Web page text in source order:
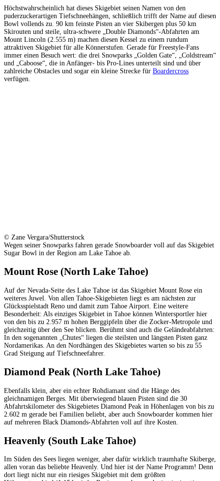
Höchstwahrscheinlich hat dieses Skigebiet seinen Namen von den
puderzuckerartigen Tiefschneehängen, schließlich trifft der Name auf diesen
Bowl vollends zu. 90 km feinste Pisten an vier Skibergen plus 50 km
Skirouten und steile, ultra-schwere „Double Diamonds“-Abfahrten am
Mount Lincoln (2.555 m) machen diesen Kessel zu einem rundum
attraktiven Skigebiet für alle Könnerstufen. Gerade für Freestyle-Fans
immer einen Besuch wert: die drei Snowparks „Golden Gate“, „Coldstream“
und „Caboose“, die in Anfänger- bis Pro-Lines unterteilt sind und über
zahlreiche Obstacles und sogar ein kleine Strecke für Boardercross
verfügen.
© Zane Vergara/Shutterstock
Wegen seiner Snowparks fahren gerade Snowboarder voll auf das Skigebiet
Sugar Bowl in der Region am Lake Tahoe ab.
Mount Rose (North Lake Tahoe)
Auf der Nevada-Seite des Lake Tahoe ist das Skigebiet Mount Rose ein
weiteres Juwel. Von allen Tahoe-Skigebieten liegt es am nächsten zur
Glücksspielstadt Reno und damit zum Tahoe Airport. Eine weitere
Besonderheit: Als einziges Skigebiet in Tahoe können Wintersportler hier
von den bis zu 2.957 m hohen Berggipfeln über die Zocker-Metropole und
gleichzeitig über den See blicken. Berühmt sind auch die Geländeabfahrten:
In den sogenannten „Chutes“ liegen die steilsten und längsten Pisten ganz
Nordamerikas. An den Nordhängen des Skigebietes warten so bis zu 55
Grad Steigung auf Tiefschneefahrer.
Diamond Peak (North Lake Tahoe)
Ebenfalls klein, aber ein echter Rohdiamant sind die Hänge des
gleichnamigen Berges. Mit überwiegend blauen Pisten sind die 30
Abfahrtskilometer des Skigebietes Diamond Peak in Höhenlagen von bis zu
2.602 m gerade bei Familien beliebt, aber auch Snowboarder kommen hier
auf mehreren Black Diamonds-Abfahrten voll auf ihre Kosten.
Heavenly (South Lake Tahoe)
Im Süden des Sees liegen weniger, aber dafür wirklich traumhafte Skiberge,
allen voran das beliebte Heavenly. Und hier ist der Name Programm! Denn
dort liegt nicht nur ein riesiges Skigebiet mit dem größten